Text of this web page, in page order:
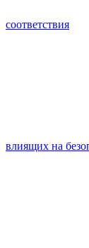
соответствия
влиящих на